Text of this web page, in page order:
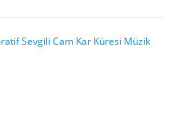
Sevgili Cam Kar Küresi Müzik